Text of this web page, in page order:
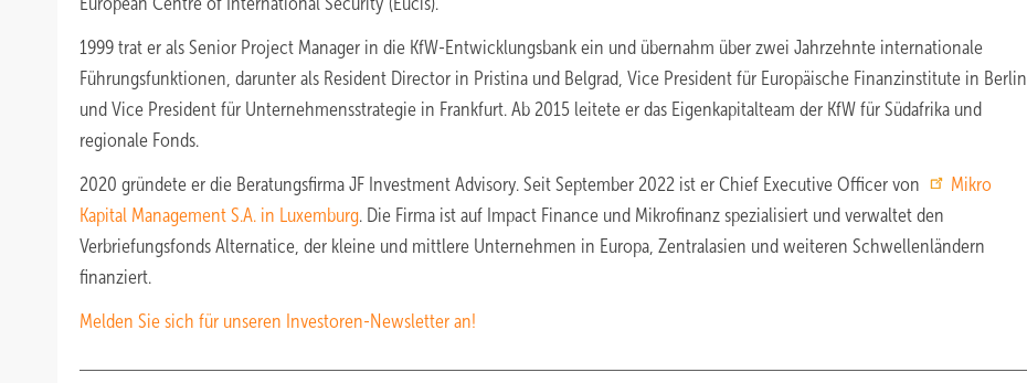
1999 trat er als Senior Project Manager in die KfW-Entwicklungsbank ein und übernahm über zwei Jahrzehnte internationale
Führungsfunktionen, darunter als Resident Director in Pristina und Belgrad, Vice President für Europäische Finanzinstitute in Berlin
und Vice President für Unternehmensstrategie in Frankfurt. Ab 2015 leitete er das Eigenkapitalteam der KfW für Südafrika und
regionale Fonds.
2020 gründete er die Beratungsfirma JF Investment Advisory. Seit September 2022 ist er Chief Executive Officer von
Mikro
Kapital Management S.A. in Luxemburg. Die Firma ist auf Impact Finance und Mikrofinanz spezialisiert und verwaltet den
Verbriefungsfonds Alternatice, der kleine und mittlere Unternehmen in Europa, Zentralasien und weiteren Schwellenländern
finanziert.
Melden Sie sich für unseren Investoren-Newsletter an!